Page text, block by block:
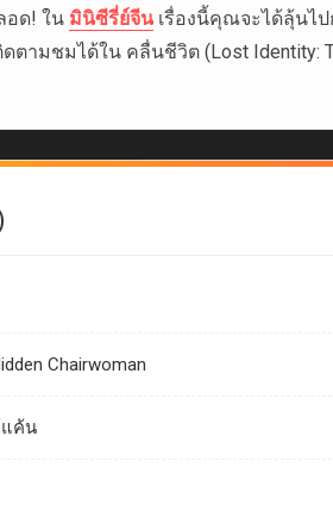
อด! ใน มินิซีรี่ย์จีนเรื่องนี้คุณจะได้ลุ้นไ
มชมได้ใน คลื่นชีวิต (Lost Identity:
Chairwoman
แค้น